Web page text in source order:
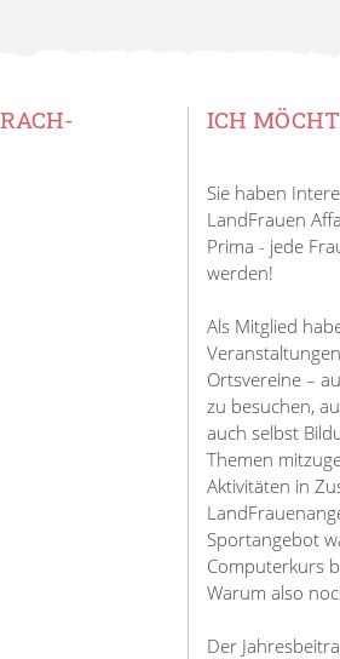
ICH
Sie haben
LandFrauen
Prima - jede
werden!
Als Mitglied
Ortsvereine –
zu besuchen,
auch selbst
Themen
Aktivitäten in
Sportangebot
Computerkurs
Warum also
Der